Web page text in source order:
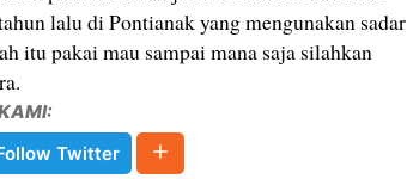
lalu di Pontianak yang mengunakan sadar
itu pakai mau sampai mana saja silahkan
Twitter